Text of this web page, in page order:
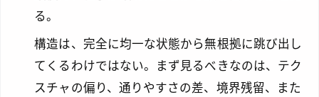
る。
構造は、完全に均一な状態から無根拠に跳び出し
てくるわけではない。まず見るべきなのは、テク
スチャの偏り、通りやすさの差、境界残留、また